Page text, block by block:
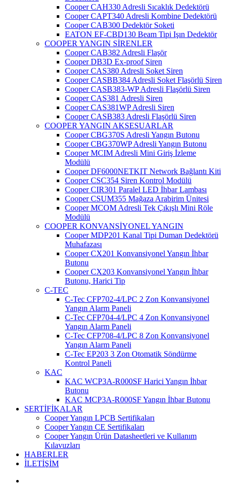
Cooper CAH330 Adresli Sıcaklık Dedektörü
Cooper CAPT340 Adresli Kombine Dedektörü
Cooper CAB300 Dedektör Soketi
EATON EF-CBD130 Beam Tipi Işın Dedektör
COOPER YANGIN SİRENLER
Cooper CAB382 Adresli Flaşör
Cooper DB3D Ex-proof Siren
Cooper CAS380 Adresli Soket Siren
Cooper CASBB384 Adresli Soket Flaşörlü Siren
Cooper CASB383-WP Adresli Flaşörlü Siren
Cooper CAS381 Adresli Siren
Cooper CAS381WP Adresli Siren
Cooper CASB383 Adresli Flaşörlü Siren
COOPER YANGIN AKSESUARLAR
Cooper CBG370S Adresli Yangın Butonu
Cooper CBG370WP Adresli Yangın Butonu
Cooper MCIM Adresli Mini Giriş İzleme
Modülü
Cooper DF6000NETKIT Network Bağlantı Kiti
Cooper CSC354 Siren Kontrol Modülü
Cooper CIR301 Paralel LED İhbar Lambası
Cooper CSUM355 Mağaza Arabirim Ünitesi
Cooper MCOM Adresli Tek Çıkışlı Mini Röle
Modülü
COOPER KONVANSİYONEL YANGIN
Cooper MDP201 Kanal Tipi Duman Dedektörü
Muhafazası
Cooper CX201 Konvansiyonel Yangın İhbar
Butonu
Cooper CX203 Konvansiyonel Yangın İhbar
Butonu, Harici Tip
C-TEC
C-Tec CFP702-4/LPC 2 Zon Konvansiyonel
Yangın Alarm Paneli
C-Tec CFP704-4/LPC 4 Zon Konvansiyonel
Yangın Alarm Paneli
C-Tec CFP708-4/LPC 8 Zon Konvansiyonel
Yangın Alarm Paneli
C-Tec EP203 3 Zon Otomatik Söndürme
Kontrol Paneli
KAC
KAC WCP3A-R000SF Harici Yangın İhbar
Butonu
KAC MCP3A-R000SF Yangın İhbar Butonu
SERTİFİKALAR
Cooper Yangın LPCB Sertifikaları
Cooper Yangın CE Sertifikaları
Cooper Yangın Ürün Datasheetleri ve Kullanım
Kılavuzları
HABERLER
İLETİŞİM